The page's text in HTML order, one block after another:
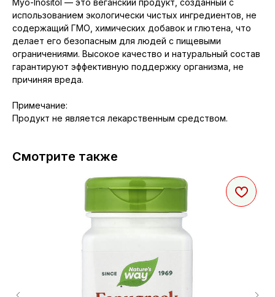
Myo-Inositol — это веганский продукт, созданный с
использованием экологически чистых ингредиентов, не
содержащий ГМО, химических добавок и глютена, что
делает его безопасным для людей с пищевыми
ограничениями. Высокое качество и натуральный состав
гарантируют эффективную поддержку организма, не
причиняя вреда.
Примечание:
Продукт не является лекарственным средством.
Смотрите также